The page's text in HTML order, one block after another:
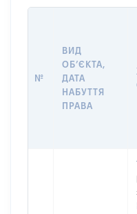
№
ВИД
ОБʼЄКТА,
ДАТА
НАБУТТЯ
ПРАВА